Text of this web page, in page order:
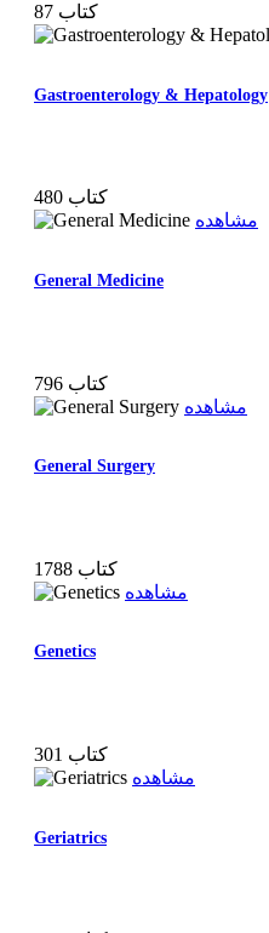
87 کتاب
Gastroenterology & Hepatology
480 کتاب
مشاهده
General Medicine
796 کتاب
مشاهده
General Surgery
1788 کتاب
مشاهده
Genetics
301 کتاب
مشاهده
Geriatrics